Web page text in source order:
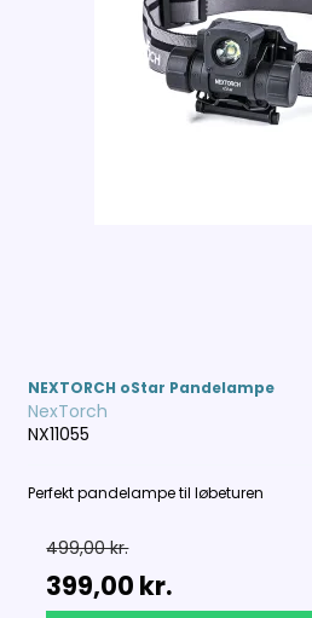
NEXTORCH oStar Pandelampe
NexTorch
NX11055
Perfekt pandelampe til løbeturen
499,00 kr.
399,00 kr.